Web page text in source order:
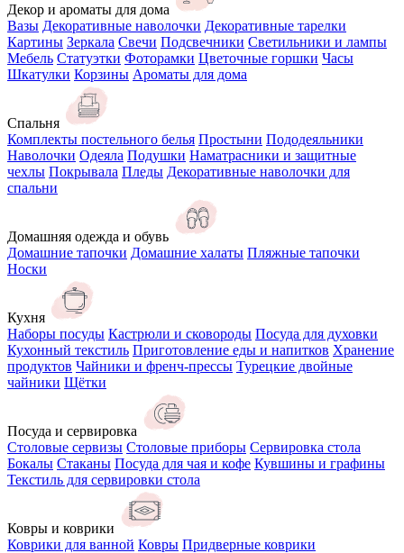
Декор и ароматы для дома
Вазы Декоративные наволочки Декоративные тарелки
Картины Зеркала Свечи Подсвечники Светильники и лампы
Мебель Статуэтки Фоторамки Цветочные горшки Часы
Шкатулки Корзины Ароматы для дома
Спальня
Комплекты постельного белья Простыни Пододеяльники
Наволочки Одеяла Подушки Наматрасники и защитные
чехлы Покрывала Пледы Декоративные наволочки для
спальни
Домашняя одежда и обувь
Домашние тапочки Домашние халаты Пляжные тапочки
Носки
Кухня
Наборы посуды Кастрюли и сковороды Посуда для духовки
Кухонный текстиль Приготовление еды и напитков Хранение
продуктов Чайники и френч-прессы Турецкие двойные
чайники Щётки
Посуда и сервировка
Столовые сервизы Столовые приборы Сервировка стола
Бокалы Стаканы Посуда для чая и кофе Кувшины и графины
Текстиль для сервировки стола
Ковры и коврики
Коврики для ванной Ковры Придверные коврики